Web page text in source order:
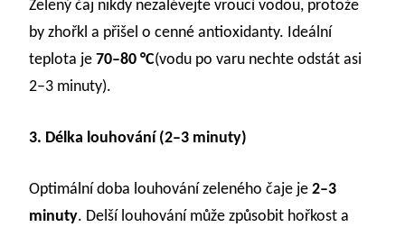
Zelený čaj nikdy nezalévejte vroucí vodou, protože
by zhořkl a přišel o cenné antioxidanty. Ideální
teplota je 70–80 °C(vodu po varu nechte odstát asi
2–3 minuty).
3. Délka louhování (2–3 minuty)
Optimální doba louhování zeleného čaje je 2–3
minuty. Delší louhování může způsobit hořkost a